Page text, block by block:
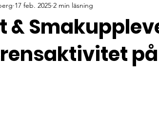
&
17 feb. 2025 2 min läsning